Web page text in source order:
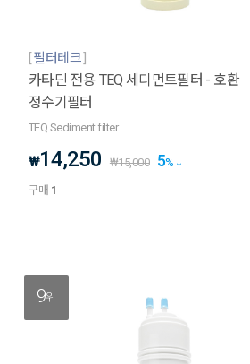
필터테크
카타딘 전용 TEQ 세디먼트필터 - 호환
정수기필터
TEQ Sediment filter
₩14,250 ₩15,000 5%
구매 1
9위